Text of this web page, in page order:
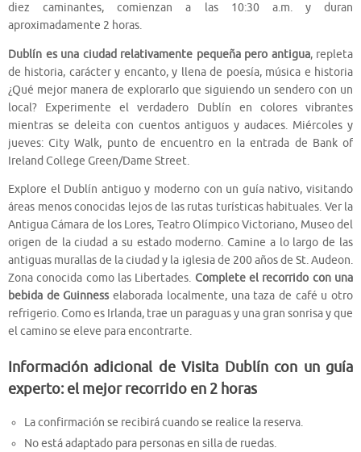
diez caminantes, comienzan a las 10:30 a.m. y duran
aproximadamente 2 horas.
Dublín es una ciudad relativamente pequeña pero antigua, repleta
de historia, carácter y encanto, y llena de poesía, música e historia
¿Qué mejor manera de explorarlo que siguiendo un sendero con un
local? Experimente el verdadero Dublín en colores vibrantes
mientras se deleita con cuentos antiguos y audaces. Miércoles y
jueves: City Walk, punto de encuentro en la entrada de Bank of
Ireland College Green/Dame Street.
Explore el Dublín antiguo y moderno con un guía nativo, visitando
áreas menos conocidas lejos de las rutas turísticas habituales. Ver la
Antigua Cámara de los Lores, Teatro Olímpico Victoriano, Museo del
origen de la ciudad a su estado moderno. Camine a lo largo de las
antiguas murallas de la ciudad y la iglesia de 200 años de St. Audeon.
Zona conocida como las Libertades. Complete el recorrido con una
bebida de Guinnesselaborada localmente, una taza de café u otro
refrigerio. Como es Irlanda, trae un paraguas y una gran sonrisa y que
el camino se eleve para encontrarte.
Información adicional de Visita Dublín con un guía
experto: el mejor recorrido en 2 horas
La confirmación se recibirá cuando se realice la reserva.
No está adaptado para personas en silla de ruedas.